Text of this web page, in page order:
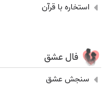
استخاره با قرآن
فال عشق
سنجش عشق